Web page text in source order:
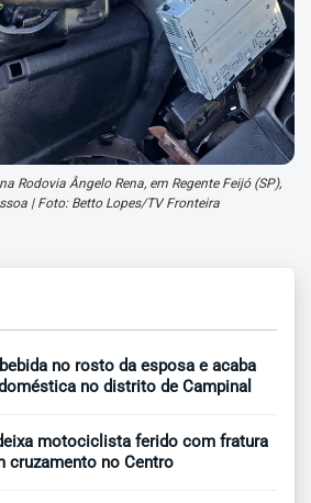
Rodovia Ângelo Rena, em Regente Feijó (SP),
| Foto: Betto Lopes/TV Fronteira
no rosto da esposa e acaba
no distrito de Campinal
motociclista ferido com fratura
cruzamento no Centro